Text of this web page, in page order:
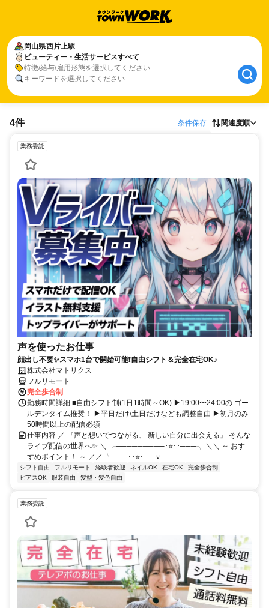
岡山県西片上駅
ビューティー・生活サービスすべて
特徴/給与/雇用形態を選択してください
キーワードを選択してください
4件 条件保存 関連度順
業務委託
声を使ったお仕事
顔出し不要✨スマホ1台で開始可能❗自由シフト＆完全在宅OK♪
株式会社マトリクス
フルリモート
完全歩合制
勤務時間詳細 ■自由シフト制(1日1時間～OK) ▶19:00〜24:00の ゴー
ルデンタイム推奨！ ▶平日だけ/土日だけなども調整自由 ▶初月のみ
50時間以上の配信必須
仕事内容 ／ 『声と想いでつながる、 新しい自分に出会える』 そんな
ライブ配信の世界へ✨ ＼ ╭─────────･⭐･･───╮ ＼＼ ～ おす
すめポイント！ ～ ／／ ╰───･･⭐･──ｖ─...
シフト自由 フルリモート 経験者歓迎 ネイルOK 在宅OK
完全歩合制
ピアスOK
服装自由 髪型・髪色自由
業務委託